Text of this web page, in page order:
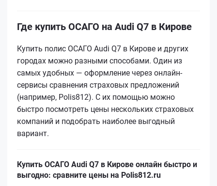
Где купить ОСАГО на Audi Q7 в Кирове
Купить полис ОСАГО Audi Q7 в Кирове и других
городах можно разными способами. Один из
самых удобных — оформление через онлайн-
сервисы сравнения страховых предложений
(например, Polis812). С их помощью можно
быстро посмотреть цены нескольких страховых
компаний и подобрать наиболее выгодный
вариант.
Купить ОСАГО Audi Q7 в Кирове онлайн быстро и
выгодно: сравните цены на Polis812.ru